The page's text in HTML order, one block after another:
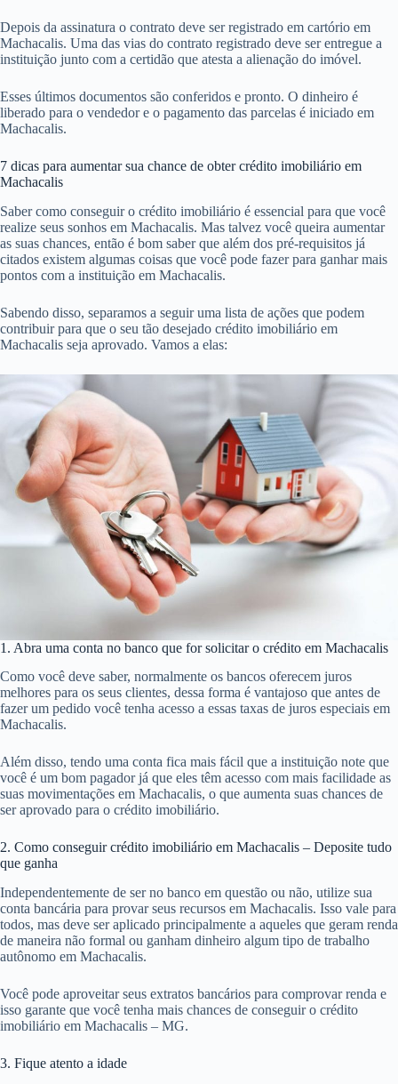
Depois da assinatura o contrato deve ser registrado em cartório em
Machacalis. Uma das vias do contrato registrado deve ser entregue a
instituição junto com a certidão que atesta a alienação do imóvel.
Esses últimos documentos são conferidos e pronto. O dinheiro é
liberado para o vendedor e o pagamento das parcelas é iniciado em
Machacalis.
7 dicas para aumentar sua chance de obter crédito imobiliário em
Machacalis
Saber como conseguir o crédito imobiliário é essencial para que você
realize seus sonhos em Machacalis. Mas talvez você queira aumentar
as suas chances, então é bom saber que além dos pré-requisitos já
citados existem algumas coisas que você pode fazer para ganhar mais
pontos com a instituição em Machacalis.
Sabendo disso, separamos a seguir uma lista de ações que podem
contribuir para que o seu tão desejado crédito imobiliário em
Machacalis seja aprovado. Vamos a elas:
1. Abra uma conta no banco que for solicitar o crédito em Machacalis
Como você deve saber, normalmente os bancos oferecem juros
melhores para os seus clientes, dessa forma é vantajoso que antes de
fazer um pedido você tenha acesso a essas taxas de juros especiais em
Machacalis.
Além disso, tendo uma conta fica mais fácil que a instituição note que
você é um bom pagador já que eles têm acesso com mais facilidade as
suas movimentações em Machacalis, o que aumenta suas chances de
ser aprovado para o crédito imobiliário.
2. Como conseguir crédito imobiliário em Machacalis – Deposite tudo
que ganha
Independentemente de ser no banco em questão ou não, utilize sua
conta bancária para provar seus recursos em Machacalis. Isso vale para
todos, mas deve ser aplicado principalmente a aqueles que geram renda
de maneira não formal ou ganham dinheiro algum tipo de trabalho
autônomo em Machacalis.
Você pode aproveitar seus extratos bancários para comprovar renda e
isso garante que você tenha mais chances de conseguir o crédito
imobiliário em Machacalis – MG.
3. Fique atento a idade